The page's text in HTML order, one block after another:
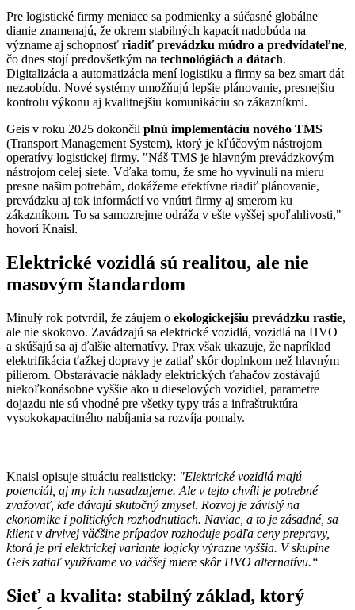
Pre logistické firmy meniace sa podmienky a súčasné globálne
dianie znamenajú, že okrem stabilných kapacít nadobúda na
význame aj schopnosť riadiť prevádzku múdro a predvídateľne,
čo dnes stojí predovšetkým na technológiách a dátach.
Digitalizácia a automatizácia mení logistiku a firmy sa bez smart dát
nezaobídu. Nové systémy umožňujú lepšie plánovanie, presnejšiu
kontrolu výkonu aj kvalitnejšiu komunikáciu so zákazníkmi.
Geis v roku 2025 dokončil plnú implementáciu nového TMS
(Transport Management System), ktorý je kľúčovým nástrojom
operatívy logistickej firmy. "Náš TMS je hlavným prevádzkovým
nástrojom celej siete. Vďaka tomu, že sme ho vyvinuli na mieru
presne našim potrebám, dokážeme efektívne riadiť plánovanie,
prevádzku aj tok informácií vo vnútri firmy aj smerom ku
zákazníkom. To sa samozrejme odráža v ešte vyššej spoľahlivosti,"
hovorí Knaisl.
Elektrické vozidlá sú realitou, ale nie
masovým štandardom
Minulý rok potvrdil, že záujem o ekologickejšiu prevádzku rastie,
ale nie skokovo. Zavádzajú sa elektrické vozidlá, vozidlá na HVO
a skúšajú sa aj ďalšie alternatívy. Prax však ukazuje, že napríklad
elektrifikácia ťažkej dopravy je zatiaľ skôr doplnkom než hlavným
pilierom. Obstarávacie náklady elektrických ťahačov zostávajú
niekoľkonásobne vyššie ako u dieselových vozidiel, parametre
dojazdu nie sú vhodné pre všetky typy trás a infraštruktúra
vysokokapacitného nabíjania sa rozvíja pomaly.
Knaisl opisuje situáciu realisticky: "Elektrické vozidlá majú
potenciál, aj my ich nasadzujeme. Ale v tejto chvíli je potrebné
zvažovať, kde dávajú skutočný zmysel. Rozvoj je závislý na
ekonomike i politických rozhodnutiach. Naviac, a to je zásadné, sa
klient v drvivej väčšine prípadov rozhoduje podľa ceny prepravy,
ktorá je pri elektrickej variante logicky výrazne vyššia. V skupine
Geis zatiaľ využívame vo väčšej miere skôr HVO alternatívu.“
Sieť a kvalita: stabilný základ, ktorý